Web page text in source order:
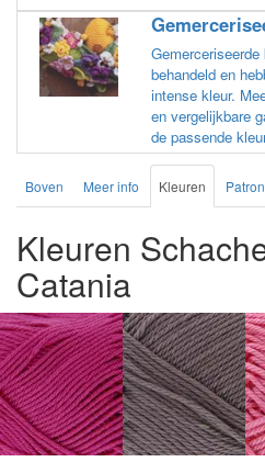
behandeld en
intense kleur.
en vergelijkbare
de passende
Boven Meer info Kleuren
Kleuren
Catania